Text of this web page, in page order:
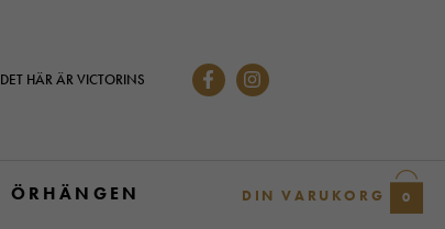
DET HÄR ÄR VICTORINS
ÖRHÄNGEN DIN VARUKORG 0